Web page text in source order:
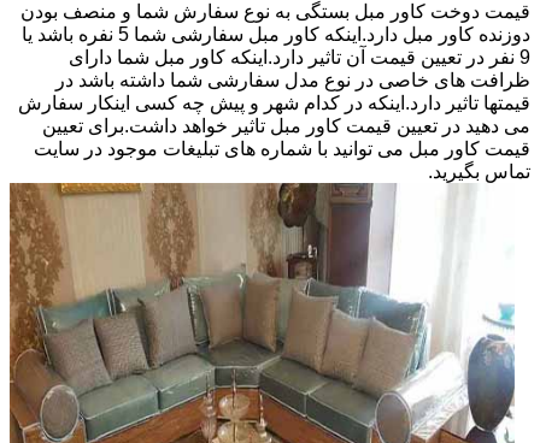
قیمت دوخت کاور مبل بستگی به نوع سفارش شما و منصف بودن
دوزنده کاور مبل دارد.اینکه کاور مبل سفارشی شما 5 نفره باشد یا
9 نفر در تعیین قیمت آن تاثیر دارد.اینکه کاور مبل شما دارای
ظرافت های خاصی در نوع مدل سفارشی شما داشته باشد در
قیمتها تاثیر دارد.اینکه در کدام شهر و پیش چه کسی اینکار سفارش
می دهید در تعیین قیمت کاور مبل تاثیر خواهد داشت.برای تعیین
قیمت کاور مبل می توانید با شماره های تبلیغات موجود در سایت
تماس بگیرید.